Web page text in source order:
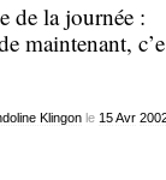
de la journée :
maintenant,
Klingonle 15 Avr